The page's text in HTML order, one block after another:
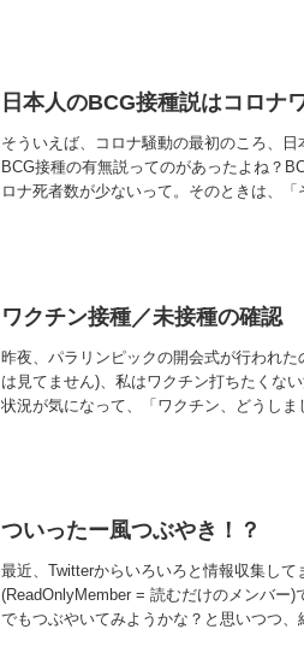
日本人のBCG接種説はコロナ
そういえば、コロナ騒動の最初のころ、
BCG接種の有無説ってのがあったよね？
ロナ死者数が少ないって。そのときは、
ワクチン接種／未接種の確認
昨夜、パラリンピックの開会式が行われ
は見てません)、私はワクチン打ちたくな
状況が気になって、「ワクチン、どうしま
ついったー風つぶやき！？
最近、Twitterからいろいろと情報収集して
(ReadOnlyMember = 読むだけのメンバー)
でもつぶやいてみようかな？と思いつつ、